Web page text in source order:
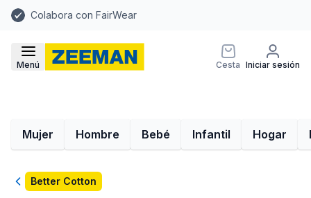
Colabora con FairWear
Menú Cesta Iniciar sesión
Mujer Hombre Bebé Infantil Hogar
VolverBetter Cotton